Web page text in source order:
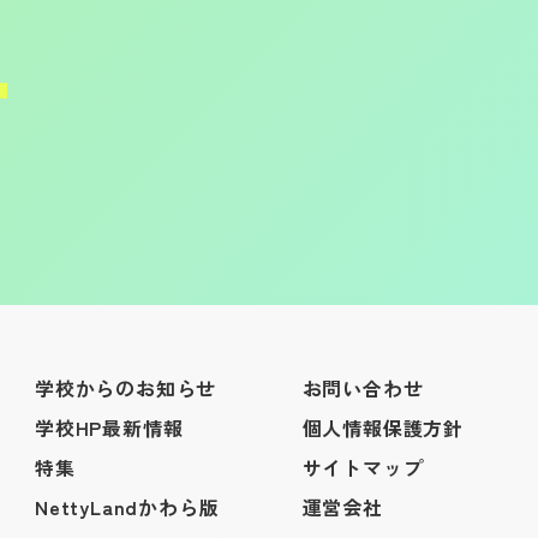
学校からのお知らせ
学校HP最新情報
特集
NettyLandかわら版
お問い合わせ
個人情報保護方針
サイトマップ
運営会社